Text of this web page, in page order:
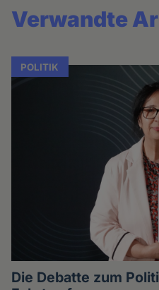
Verwandte
POLITIK
Die Debatte zum